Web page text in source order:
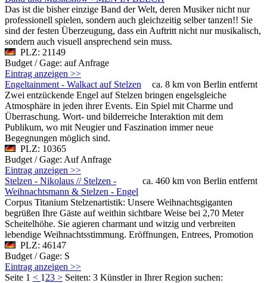
Das ist die bisher einzige Band der Welt, deren Musiker nicht nur
professionell spielen, sondern auch gleichzeitig selber tanzen!! Sie
sind der festen Überzeugung, dass ein Auftritt nicht nur musikalisch,
sondern auch visuell ansprechend sein muss.
PLZ: 21149
Budget / Gage: auf Anfrage
Eintrag anzeigen >>
ca. 8 km von Berlin entfernt
Engeltainment - Walkact auf Stelzen
Zwei entzückende Engel auf Stelzen bringen engelsgleiche
Atmosphäre in jeden ihrer Events. Ein Spiel mit Charme und
Überraschung. Wort- und bilderreiche Interaktion mit dem
Publikum, wo mit Neugier und Faszination immer neue
Begegnungen möglich sind.
PLZ: 10365
Budget / Gage: Auf Anfrage
Eintrag anzeigen >>
ca. 460 km von Berlin entfernt
Stelzen - Nikolaus // Stelzen -
Weihnachtsmann & Stelzen - Engel
Corpus Titanium Stelzenartistik: Unsere Weihnachtsgiganten
begrüßen Ihre Gäste auf weithin sichtbare Weise bei 2,70 Meter
Scheitelhöhe. Sie agieren charmant und witzig und verbreiten
lebendige Weihnachtsstimmung. Eröffnungen, Entrees, Promotion
PLZ: 46147
Budget / Gage: S
Eintrag anzeigen >>
Seite 1 < 1 23 > Seiten: 3 Künstler in Ihrer Region suchen: